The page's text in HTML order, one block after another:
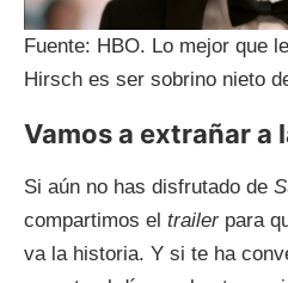
Fuente: HBO. Lo mejor que
Hirsch es ser sobrino nieto
Vamos a extrañar a
Si aún no has disfrutado de
compartimos el trailerpara
va la historia. Y si te ha